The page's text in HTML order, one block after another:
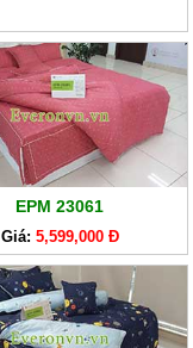
EPM 23061
Giá: 5,599,000 Đ